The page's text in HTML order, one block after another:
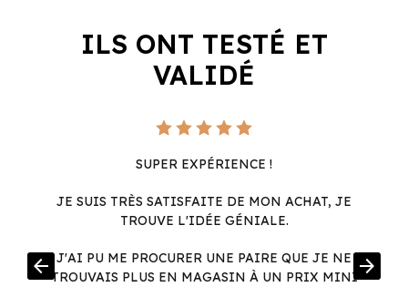
ILS ONT TESTÉ ET
VALIDÉ
SUPER EXPÉRIENCE !
JE SUIS TRÈS SATISFAITE DE MON ACHAT, JE
TROUVE L'IDÉE GÉNIALE.
J'AI PU ME PROCURER UNE PAIRE QUE JE NE
TROUVAIS PLUS EN MAGASIN À UN PRIX MINI
arrow_back arrow_forward